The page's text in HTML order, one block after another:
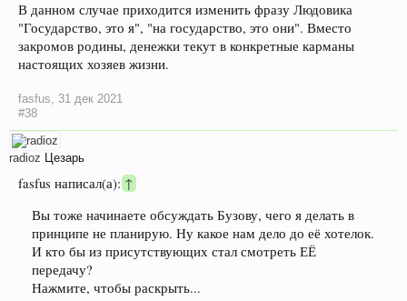
В данном случае приходится изменить фразу Людовика
"Государство, это я", "на государство, это они". Вместо
закромов родины, денежки текут в конкретные карманы
настоящих хозяев жизни.
fasfus, 31 дек 2021
#38
radioz Цезарь
fasfus написал(а): ↑
Вы тоже начинаете обсуждать Бузову, чего я делать в
принципе не планирую. Ну какое нам дело до её хотелок.
И кто бы из присутствующих стал смотреть ЕЁ
передачу?
Нажмите, чтобы раскрыть...